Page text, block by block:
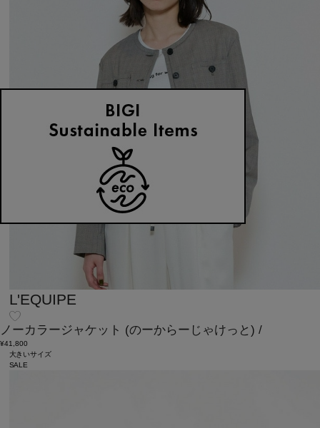
L'EQUIPE
ノーカラージャケット (のーからーじゃけっと) /
¥41,800
大きいサイズ
SALE